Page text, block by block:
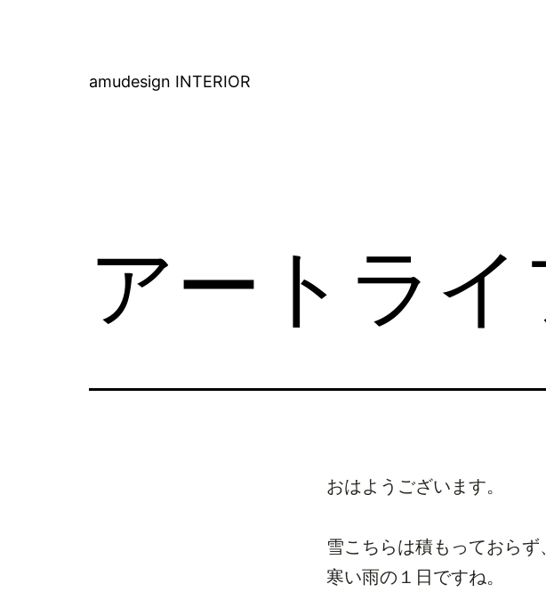
amudesign INTERIOR
アートラ
おはようございます。
雪こちらは積もっておらず
寒い雨の１日ですね。